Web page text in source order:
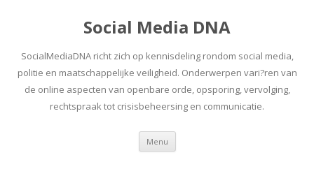
Social Media DNA
SocialMediaDNA richt zich op kennisdeling rondom social media,
politie en maatschappelijke veiligheid. Onderwerpen vari?ren van
de online aspecten van openbare orde, opsporing, vervolging,
rechtspraak tot crisisbeheersing en communicatie.
Menu Spring
inhoud